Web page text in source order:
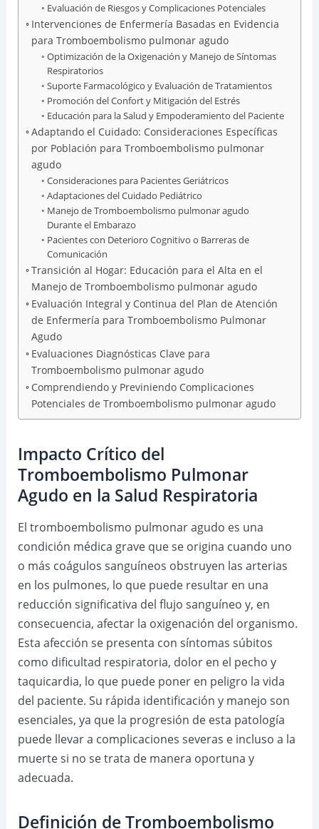
Evaluación de Riesgos y Complicaciones Potenciales
Intervenciones de Enfermería Basadas en Evidencia
para Tromboembolismo pulmonar agudo
Optimización de la Oxigenación y Manejo de Síntomas
Respiratorios
Suporte Farmacológico y Evaluación de Tratamientos
Promoción del Confort y Mitigación del Estrés
Educación para la Salud y Empoderamiento del Paciente
Adaptando el Cuidado: Consideraciones Específicas
por Población para Tromboembolismo pulmonar
agudo
Consideraciones para Pacientes Geriátricos
Adaptaciones del Cuidado Pediátrico
Manejo de Tromboembolismo pulmonar agudo
Durante el Embarazo
Pacientes con Deterioro Cognitivo o Barreras de
Comunicación
Transición al Hogar: Educación para el Alta en el
Manejo de Tromboembolismo pulmonar agudo
Evaluación Integral y Continua del Plan de Atención
de Enfermería para Tromboembolismo Pulmonar
Agudo
Evaluaciones Diagnósticas Clave para
Tromboembolismo pulmonar agudo
Comprendiendo y Previniendo Complicaciones
Potenciales de Tromboembolismo pulmonar agudo
Impacto Crítico del
Tromboembolismo Pulmonar
Agudo en la Salud Respiratoria
El tromboembolismo pulmonar agudo es una
condición médica grave que se origina cuando uno
o más coágulos sanguíneos obstruyen las arterias
en los pulmones, lo que puede resultar en una
reducción significativa del flujo sanguíneo y, en
consecuencia, afectar la oxigenación del organismo.
Esta afección se presenta con síntomas súbitos
como dificultad respiratoria, dolor en el pecho y
taquicardia, lo que puede poner en peligro la vida
del paciente. Su rápida identificación y manejo son
esenciales, ya que la progresión de esta patología
puede llevar a complicaciones severas e incluso a la
muerte si no se trata de manera oportuna y
adecuada.
Definición de Tromboembolismo